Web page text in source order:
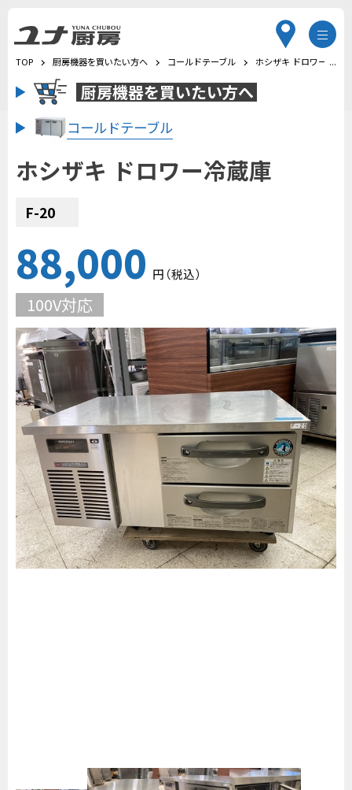
TOP 厨房機器を買いたい方へ コールドテーブル ホシザキ ドロワー冷蔵庫
厨房機器を買いたい方へ
コールドテーブル
ホシザキ ドロワー冷蔵庫
F-20
88,000 円（税込）
100V対応